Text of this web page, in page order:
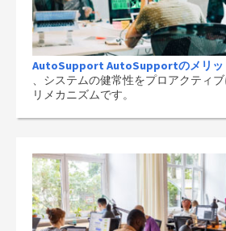
AutoSupport AutoSupportのメリッ
、システムの健常性をプロアクティ
リメカニズムです。